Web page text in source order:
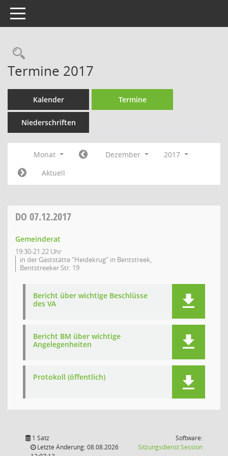
Toggle navigation
Rechercheauswahl
Termine 2017
Kalender Termine
Niederschriften
Monat Dezember
2017
Aktuell
DO 07.12.2017
Gemeinderat
19:30-21:22 Uhr
in der Gaststätte "Heidekrug" in Bentstreek,
Bentstreeker Str. 19
Bericht über wichtige Beschlüsse
des VA
Bericht BM über wichtige
Angelegenheiten
Protokoll (öffentlich)
1 Satz
Letzte Änderung: 08.08.2026
Software:
SitzungsdienstSession(Wird in